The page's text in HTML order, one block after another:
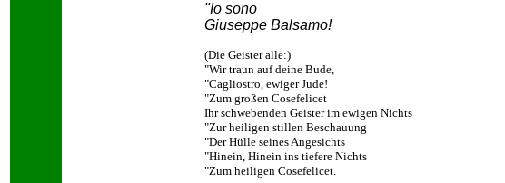
"Io sono
Giuseppe Balsamo!
(Die Geister alle:)
"Wir traun auf deine Bude,
"Cagliostro, ewiger Jude!
"Zum großen Cosefelicet
Ihr schwebenden Geister im ewigen Nichts
"Zur heiligen stillen Beschauung
"Der Hülle seines Angesichts
"Hinein, Hinein ins tiefere Nichts
"Zum heiligen Cosefelicet.